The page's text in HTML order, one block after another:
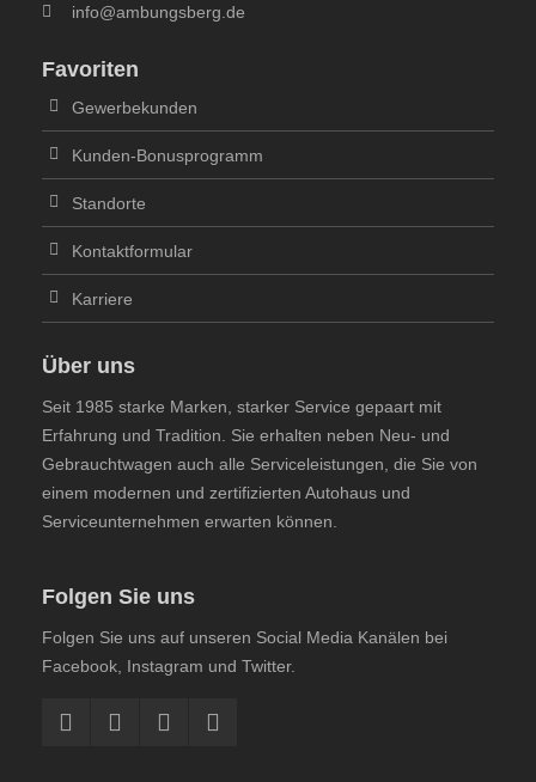
info@ambungsberg.de
Favoriten
Gewerbekunden
Kunden-Bonusprogramm
Standorte
Kontaktformular
Karriere
Über uns
Seit 1985 starke Marken, starker Service gepaart mit
Erfahrung und Tradition. Sie erhalten neben Neu- und
Gebrauchtwagen auch alle Serviceleistungen, die Sie von
einem modernen und zertifizierten Autohaus und
Serviceunternehmen erwarten können.
Folgen Sie uns
Folgen Sie uns auf unseren Social Media Kanälen bei
Facebook, Instagram und Twitter.